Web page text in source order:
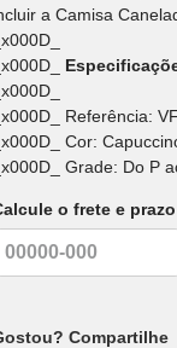
a Camisa
_x000D_
_x000D_
_x000D_
_x000D_ Referência:
_x000D_ Cor:
_x000D_ Grade: Do P
o frete e prazo
Compartilhe